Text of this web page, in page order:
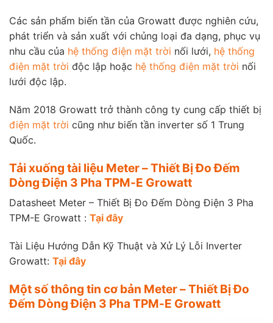
Các sản phẩm biến tần của Growatt được nghiên cứu,
phát triển và sản xuất với chủng loại đa dạng, phục vụ
nhu cầu của hệ thống điện mặt trời nối lưới, hệ thống
điện mặt trời độc lập hoặc hệ thống điện mặt trời nối
lưới độc lập.
Năm 2018 Growatt trở thành công ty cung cấp thiết bị
điện mặt trời cũng như biến tần inverter số 1 Trung
Quốc.
Tải xuống tài liệu Meter – Thiết Bị Đo Đếm
Dòng Điện 3 Pha TPM-E Growatt
Datasheet Meter – Thiết Bị Đo Đếm Dòng Điện 3 Pha
TPM-E Growatt : Tại đây
Tài Liệu Hướng Dẫn Kỹ Thuật và Xử Lý Lỗi Inverter
Growatt: Tại đây
Một số thông tin cơ bản Meter – Thiết Bị Đo
Đếm Dòng Điện 3 Pha TPM-E Growatt